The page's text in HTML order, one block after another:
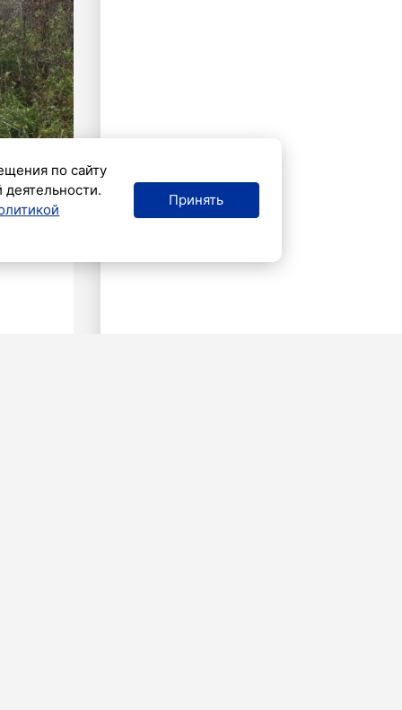
по сайту
Принять